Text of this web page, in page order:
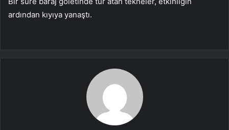
ardından kıyıya yanaştı.